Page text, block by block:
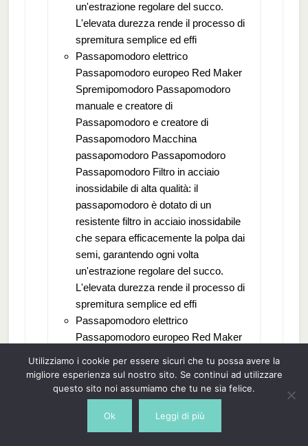
un'estrazione regolare del succo.
L'elevata durezza rende il processo di
spremitura semplice ed effi
Passapomodoro elettrico
Passapomodoro europeo Red Maker
Spremipomodoro Passapomodoro
manuale e creatore di
Passapomodoro e creatore di
Passapomodoro Macchina
passapomodoro Passapomodoro
Passapomodoro Filtro in acciaio
inossidabile di alta qualità: il
passapomodoro è dotato di un
resistente filtro in acciaio inossidabile
che separa efficacemente la polpa dai
semi, garantendo ogni volta
un'estrazione regolare del succo.
L'elevata durezza rende il processo di
spremitura semplice ed effi
Passapomodoro elettrico
Passapomodoro europeo Red Maker
manuale e creatore di
Passapomodoro e creatore di
Passapomodoro Macchina
passapomodoro Passapomodoro
Passapomodoro Filtro in acciaio
Utilizziamo i cookie per essere sicuri che tu possa avere la
migliore esperienza sul nostro sito. Se continui ad utilizzare
questo sito noi assumiamo che tu ne sia felice.
Ok Leggi di più